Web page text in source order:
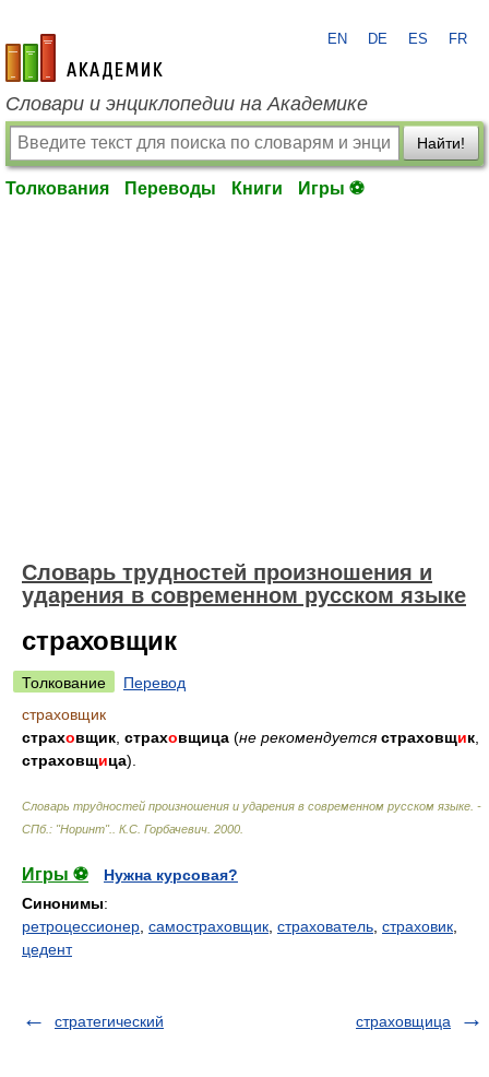
academic.ru
EN DE ES FR
Словари и энциклопедии на Академике
Найти!
Толкования Переводы Книги Игры ⚽
Словарь трудностей произношения и
ударения в современном русском языке
страховщик
Толкование
Перевод
страховщик
страховщик страховщица (не рекомендуется страховщик
страховщица).
Словарь трудностей произношения и ударения в современном русском языке. -
СПб.: "Норинт".
К.С. Горбачевич 2000
Игры ⚽
Нужна курсовая?
Синонимы:
ретроцессионер самостраховщик страхователь страховик
цедент
стратегический страховщица